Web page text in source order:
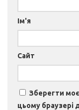
Ім'я
Сайт
Зберегти
цьому браузері